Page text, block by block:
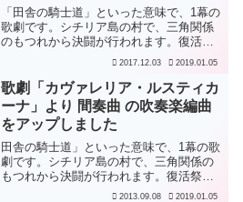
「田舎の騎士道」といった意味で、1幕の
歌劇です。シチリア島の村で、三角関係
のもつれから決闘が行われます。復活祭
の日の朝、青年が以前の恋人に誘われて
が、ちょうど通りかかった以前の恋人の
旦那に、事の次第を話しま...
2017.12.03 2019.01.05
歌劇「カヴァレリア・ルスティカ
ーナ」より 間奏曲 の吹奏楽編曲
をアップしました
田舎の騎士道」といった意味で、1幕の歌
劇です。シチリア島の村で、三角関係の
もつれから決闘が行われます。復活祭の
日の朝、青年が以前の恋人に誘われてい
2013.09.08 2019.01.05